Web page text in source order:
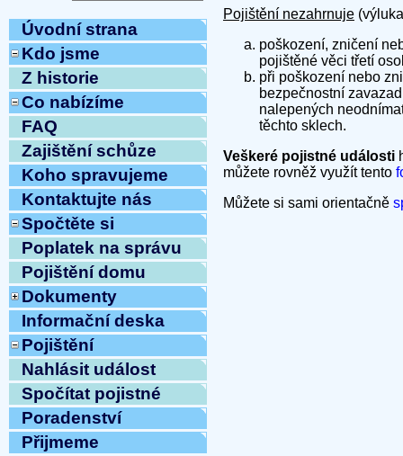
Úvodní strana
Kdo jsme
Z historie
Co nabízíme
FAQ
Zajištění schůze
Koho spravujeme
Kontaktujte nás
Spočtěte si
Poplatek na správu
Pojištění domu
Dokumenty
Informační deska
Pojištění
Nahlásit událost
Spočítat pojistné
Poradenství
Přijmeme
Pojištění nezahrnuje
poškození, zničení
pojištěné věci třetí
při poškození nebo
bezpečnostní
nalepených
těchto sklech.
Veškeré pojistné události
můžete rovněž využít tento
Můžete si sami orientačně